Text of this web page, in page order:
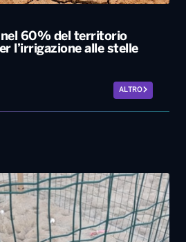
nel 60% del territorio
l’irrigazione alle stelle
ALTRO